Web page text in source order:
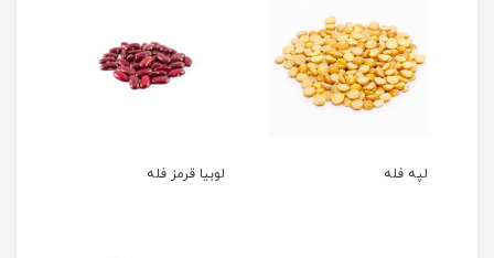
لپه فله لوبیا قرمز فله